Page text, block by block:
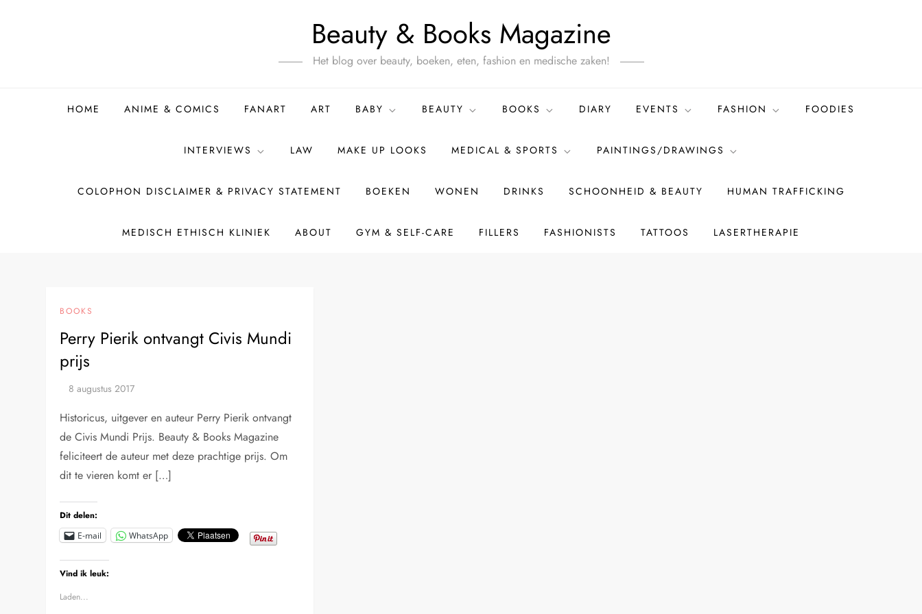
Beauty & Books Magazine
Het blog over beauty, boeken, eten, fashion en medische zaken!
HOME ANIME & COMICS FANART ART BABY BEAUTY BOOKS DIARY EVENTS FASHION FOODIES
INTERVIEWS LAW MAKE UP LOOKS MEDICAL & SPORTS PAINTINGS/DRAWINGS
COLOPHON DISCLAIMER & PRIVACY STATEMENT BOEKEN WONEN DRINKS SCHOONHEID & BEAUTY HUMAN TRAFFICKING
MEDISCH ETHISCH KLINIEK ABOUT GYM & SELF-CARE FILLERS FASHIONISTS TATTOOS LASERTHERAPIE
BOOKS
Perry Pierik ontvangt Civis Mundi
prijs
Historicus, uitgever en auteur Perry Pierik ontvangt
de Civis Mundi Prijs. Beauty & Books Magazine
feliciteert de auteur met deze prachtige prijs. Om
dit te vieren komt er […]
Dit delen:
E-mail WhatsApp
Vind ik leuk:
Laden...